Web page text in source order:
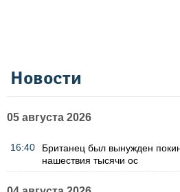
Новости
05 августа 2026
16:40
Британец был вынужден
нашествия тысячи ос